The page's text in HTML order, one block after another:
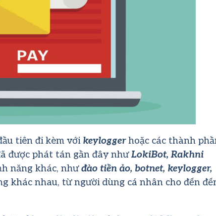
tiên đi kèm với keyloggerhoặc các thành
được phát tán gần đây nhưLokiBot, Rakhni
năng khác, nhưđào tiền ảo, botnet, keylogger,
khác nhau, từ người dùng cá nhân cho đến